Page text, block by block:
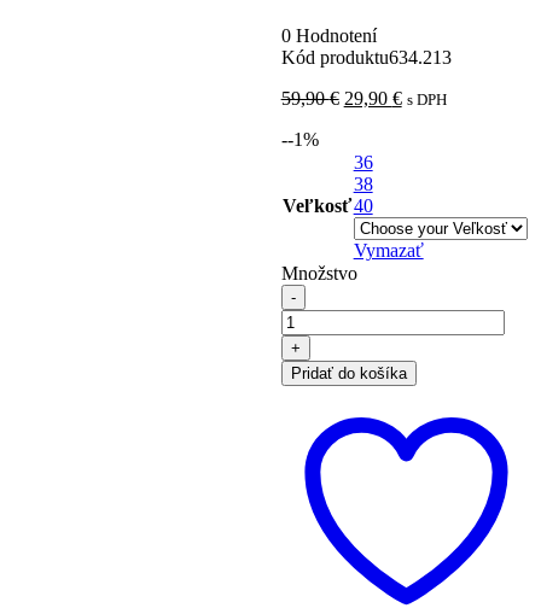
0 Hodnotení
Kód produktu634.213
59,90€ 29,90 € s DPH
--1%
Veľkosť
36
38
40
Vymazať
Množstvo
Pridať do košíka